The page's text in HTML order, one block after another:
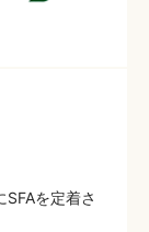
を定着さ